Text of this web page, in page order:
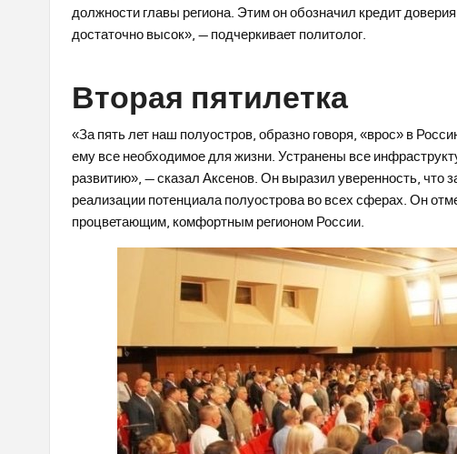
должности главы региона. Этим он обозначил кредит
достаточно высок», — подчеркивает политолог.
Вторая пятилетка
«За пять лет наш полуостров, образно говоря, «врос» в
ему все необходимое для жизни. Устранены все
развитию», — сказал Аксенов. Он выразил уверенность, что
реализации потенциала полуострова во всех сферах. Он
процветающим, комфортным регионом России.